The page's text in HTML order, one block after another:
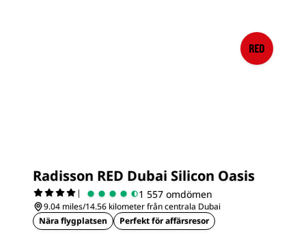
Radisson RED Dubai Silicon Oasis
| 1 557 omdömen
9.04 miles/14.56 kilometer från centrala Dubai
Nära flygplatsen
Perfekt för affärsresor